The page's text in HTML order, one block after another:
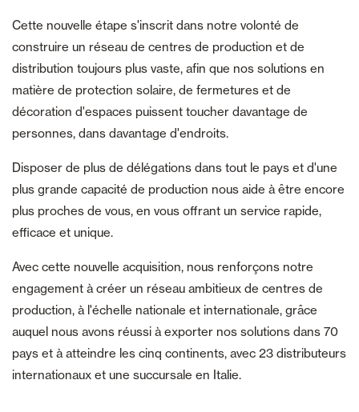
Cette nouvelle étape s'inscrit dans notre volonté de
construire un réseau de centres de production et de
distribution toujours plus vaste, afin que nos solutions en
matière de protection solaire, de fermetures et de
décoration d'espaces puissent toucher davantage de
personnes, dans davantage d'endroits.
Disposer de plus de délégations dans tout le pays et d'une
plus grande capacité de production nous aide à être encore
plus proches de vous, en vous offrant un service rapide,
efficace et unique.
Avec cette nouvelle acquisition, nous renforçons notre
engagement à créer un réseau ambitieux de centres de
production, à l'échelle nationale et internationale, grâce
auquel nous avons réussi à exporter nos solutions dans 70
pays et à atteindre les cinq continents, avec 23 distributeurs
internationaux et une succursale en Italie.